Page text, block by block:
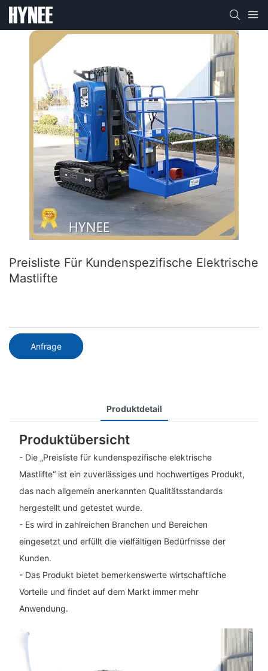
Preisliste Für Kundenspezifische Elektrische
Mastlifte
Anfrage
Produktdetail
Produktübersicht
- Die „Preisliste für kundenspezifische elektrische
Mastlifte“ ist ein zuverlässiges und hochwertiges Produkt,
das nach allgemein anerkannten Qualitätsstandards
hergestellt und getestet wurde.
- Es wird in zahlreichen Branchen und Bereichen
eingesetzt und erfüllt die vielfältigen Bedürfnisse der
Kunden.
- Das Produkt bietet bemerkenswerte wirtschaftliche
Vorteile und findet auf dem Markt immer mehr
Anwendung.